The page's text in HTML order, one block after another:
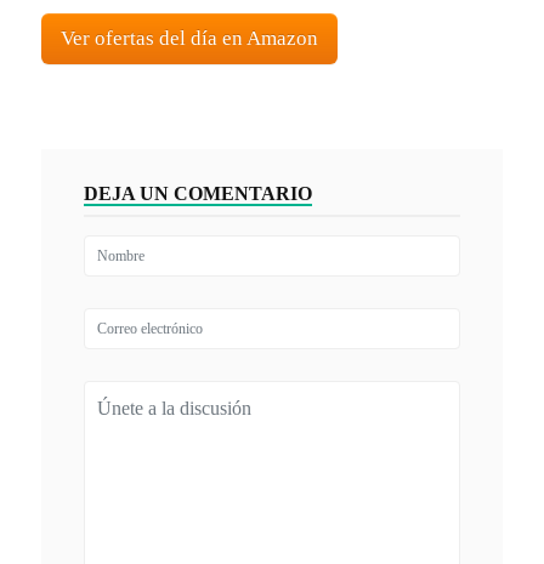
Ver ofertas del día en Amazon
DEJA UN COMENTARIO